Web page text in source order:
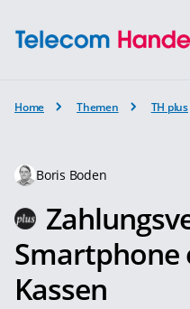
Home Themen TH plus
Boris Boden
Smartphone
Kassen